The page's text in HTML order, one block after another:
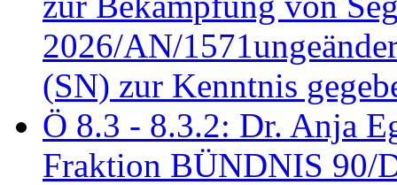
2026/AN/
(SN) zur Kenntnis
Ö 8.3 - 8.3.2: Dr. Anja
Fraktion BÜNDNIS 90/